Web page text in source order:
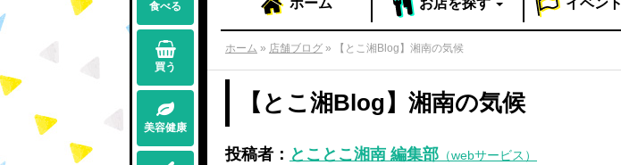
食べる
買う
美容健康
ホーム お店を探す イベント
ホーム » 店舗ブログ » 【とこ湘Blog】湘南の気候
【とこ湘Blog】湘南の気候
投稿者： とことこ湘南 編集部 （webサービス）